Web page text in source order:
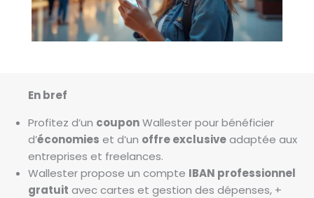
En bref
Profitez d’un couponWallester pour bénéficier
d’économies et d’un offre exclusiveadaptée aux
entreprises et freelances.
Wallester propose un compte IBAN professionnel
gratuit avec cartes et gestion des dépenses, +